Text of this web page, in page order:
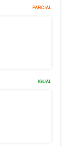
PARCIAL
IGUAL